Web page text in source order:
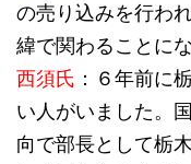
の売り込みを行わ
緯で関わることに
西須氏 ：６年前に
い人がいました。
向で部長として栃